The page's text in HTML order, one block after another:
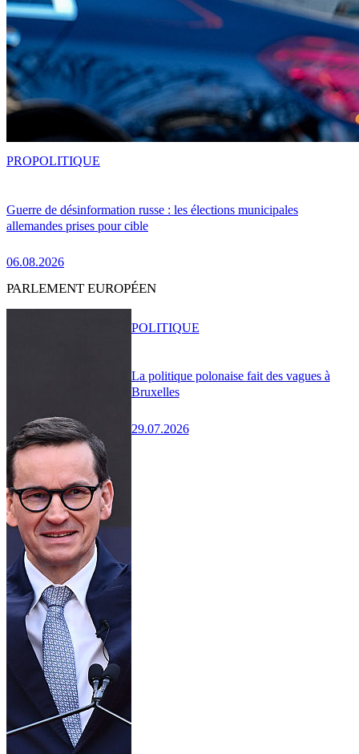
Guerre de désinformation russe : les élections municipales
allemandes prises pour cible
06.08.2026
PROPOLITIQUE
PARLEMENT EUROPÉEN
La politique polonaise fait des vagues à
Bruxelles
29.07.2026
POLITIQUE